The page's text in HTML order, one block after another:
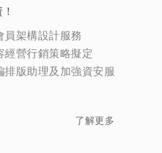
員架構設計服務
經營行銷策略擬定
排版助理及加強資安服
了解更多